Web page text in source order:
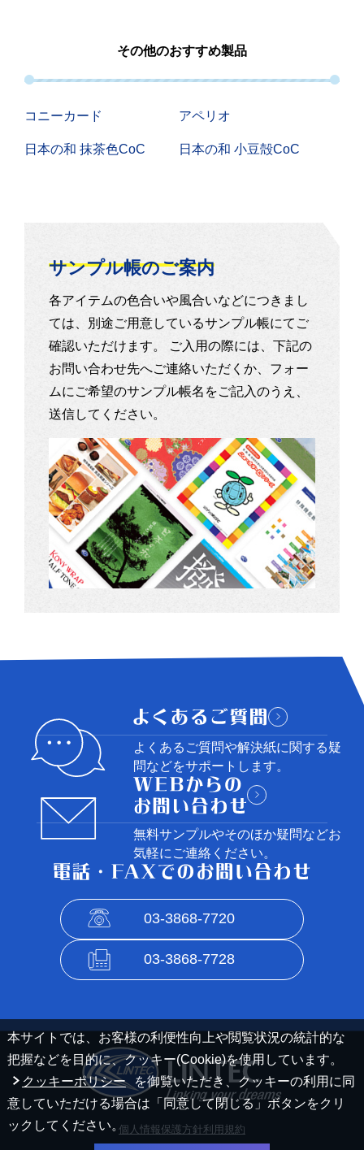
その他のおすすめ製品
コニーカード アペリオ
日本の和 抹茶色CoC 日本の和 小豆殻CoC
サンプル帳のご案内
各アイテムの色合いや風合いなどにつきまし
ては、別途ご用意しているサンプル帳にてご
確認いただけます。 ご入用の際には、下記の
お問い合わせ先へご連絡いただくか、フォー
ムにご希望のサンプル帳名をご記入のうえ、
送信してください。
よくあるご質問や解決紙に関する疑
問などをサポートします。
無料サンプルやそのほか疑問などお
気軽にご連絡ください。
03-3868-7720
03-3868-7728
個人情報保護方針利用規約
本サイトでは、お客様の利便性向上や閲覧状況の統計的な
把握などを目的に、クッキー(Cookie)を使用しています。
クッキーポリシー
を御覧いただき、クッキーの利用に同
意していただける場合は「同意して閉じる」ボタンをクリ
ックしてください。